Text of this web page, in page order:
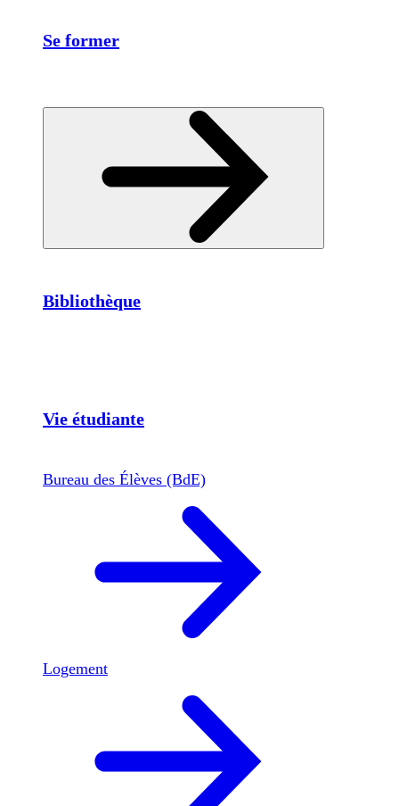
Se former
Bibliothèque
Vie étudiante
Bureau des Élèves (BdE)
Logement